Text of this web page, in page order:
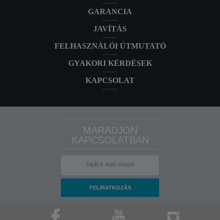
GARANCIA
JAVÍTÁS
FELHASZNÁLÓI ÚTMUTATÓ
GYAKORI KÉRDÉSEK
KAPCSOLAT
MARADJON
KAPCSOLATBAN